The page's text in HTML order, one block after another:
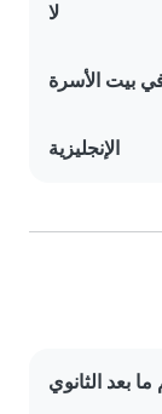
لا
بيت الأسرة
الإنجليزية
ما بعد الثانوي